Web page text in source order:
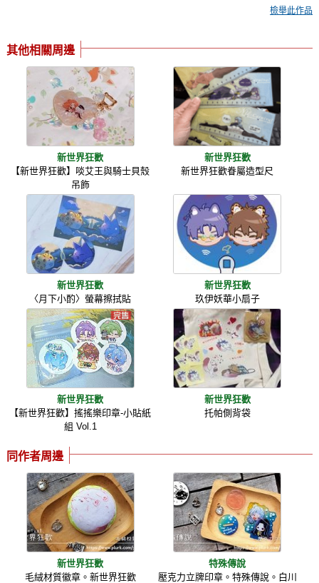
檢舉此作品
其他相關周邊
新世界狂歡
【新世界狂歡】啖艾王與騎士貝殼
吊飾
新世界狂歡
新世界狂歡眷屬造型尺
新世界狂歡
〈月下小酌〉螢幕擦拭貼
新世界狂歡
玖伊妖華小扇子
新世界狂歡
【新世界狂歡】搖搖樂印章-小貼紙
組 Vol.1
新世界狂歡
托帕側背袋
同作者周邊
新世界狂歡
毛絨材質徽章。新世界狂歡
特殊傳說
壓克力立牌印章。特殊傳說。白川